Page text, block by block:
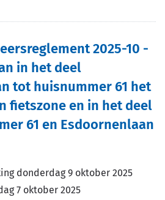
2025-10 -
in het deel
tot huisnummer 61 het
fietszone en in het deel
61 en Esdoornenlaan
donderdag 9 oktober 2025
7 oktober 2025